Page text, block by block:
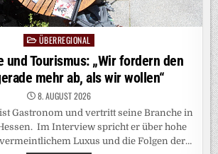
Posted
in
ÜBERREGIONAL
und Tourismus: „Wir fordern den
mehr ab, als wir wollen“
8. AUGUST 2026
Gastronom und vertritt seine Branche in
Im Interview spricht er über hohe
Luxus und die Folgen der…